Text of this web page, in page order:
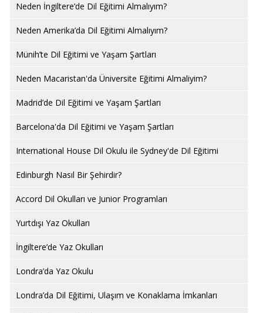
Neden İngiltere’de Dil Eğitimi Almalıyım?
Neden Amerika’da Dil Eğitimi Almalıyım?
Münih’te Dil Eğitimi ve Yaşam Şartları
Neden Macaristan'da Üniversite Eğitimi Almaliyim?
Madrid’de Dil Eğitimi ve Yaşam Şartları
Barcelona'da Dil Eğitimi ve Yaşam Şartları
International House Dil Okulu ile Sydney'de Dil Eğitimi
Edinburgh Nasıl Bir Şehirdir?
Accord Dil Okulları ve Junior Programları
Yurtdışı Yaz Okulları
İngiltere’de Yaz Okulları
Londra’da Yaz Okulu
Londra’da Dil Eğitimi, Ulaşım ve Konaklama İmkanları